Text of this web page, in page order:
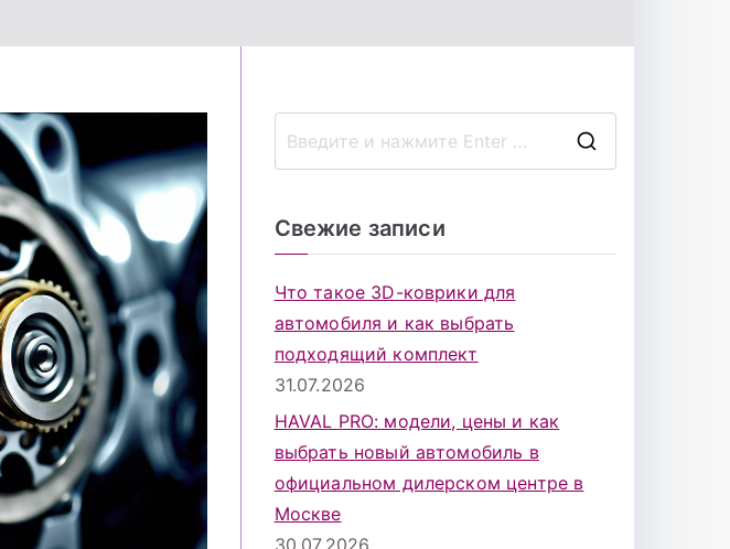
Свежие записи
Что такое 3D-коврики для
автомобиля и как выбрать
подходящий комплект
31.07.2026
HAVAL PRO: модели, цены и как
выбрать новый автомобиль в
официальном дилерском центре в
Москве